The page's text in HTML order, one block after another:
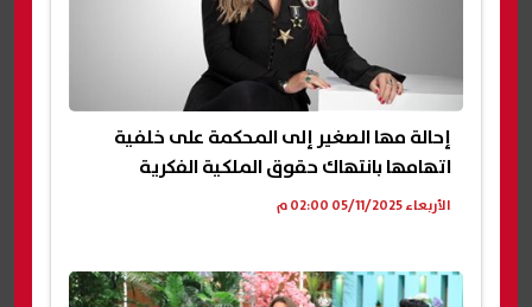
إحالة مها الصغير إلى المحكمة على خلفية
اتهامها بانتهاك حقوق الملكية الفكرية
الأربعاء 05/11/2025 02:00 م